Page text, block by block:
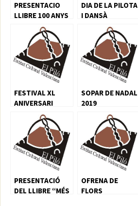
PRESENTACIO
LLIBRE 100 ANYS
DE FALLES
DIA DE LA PILOTA
I DANSÀ
FESTIVAL XL
ANIVERSARI
SOPAR DE NADAL
2019
PRESENTACIÓ
DEL LLIBRE “MÉS
OFRENA DE
FLORS